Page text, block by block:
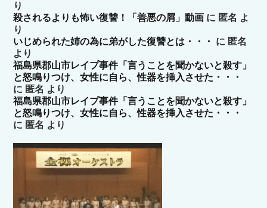
り
殺されるよりも怖い復讐！「善悪の屑」動画 に 匿名 よ
り
いじめられた姉の為に弟がした復讐とは・・・
に 匿名
より
福島県郡山市レイプ事件「言うことを聞かないと殺す」
と怒鳴りつけ、女性に自ら、性器を挿入させた・・・
に 匿名 より
福島県郡山市レイプ事件「言うことを聞かないと殺す」
と怒鳴りつけ、女性に自ら、性器を挿入させた・・・
に 匿名 より